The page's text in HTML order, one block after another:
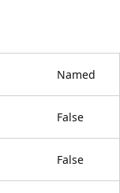
Named
False
False